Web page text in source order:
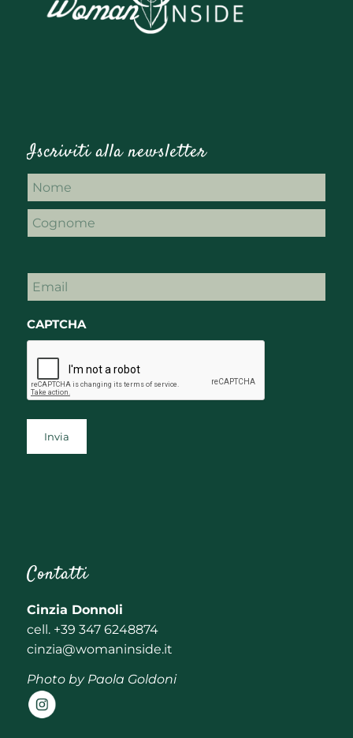
Iscriviti alla newsletter
Nome
Nome
Email
CAPTCHA
Contatti
Cinzia Donnoli
cell. +39 347 6248874
cinzia@womaninside.it
Photo by Paola Goldoni